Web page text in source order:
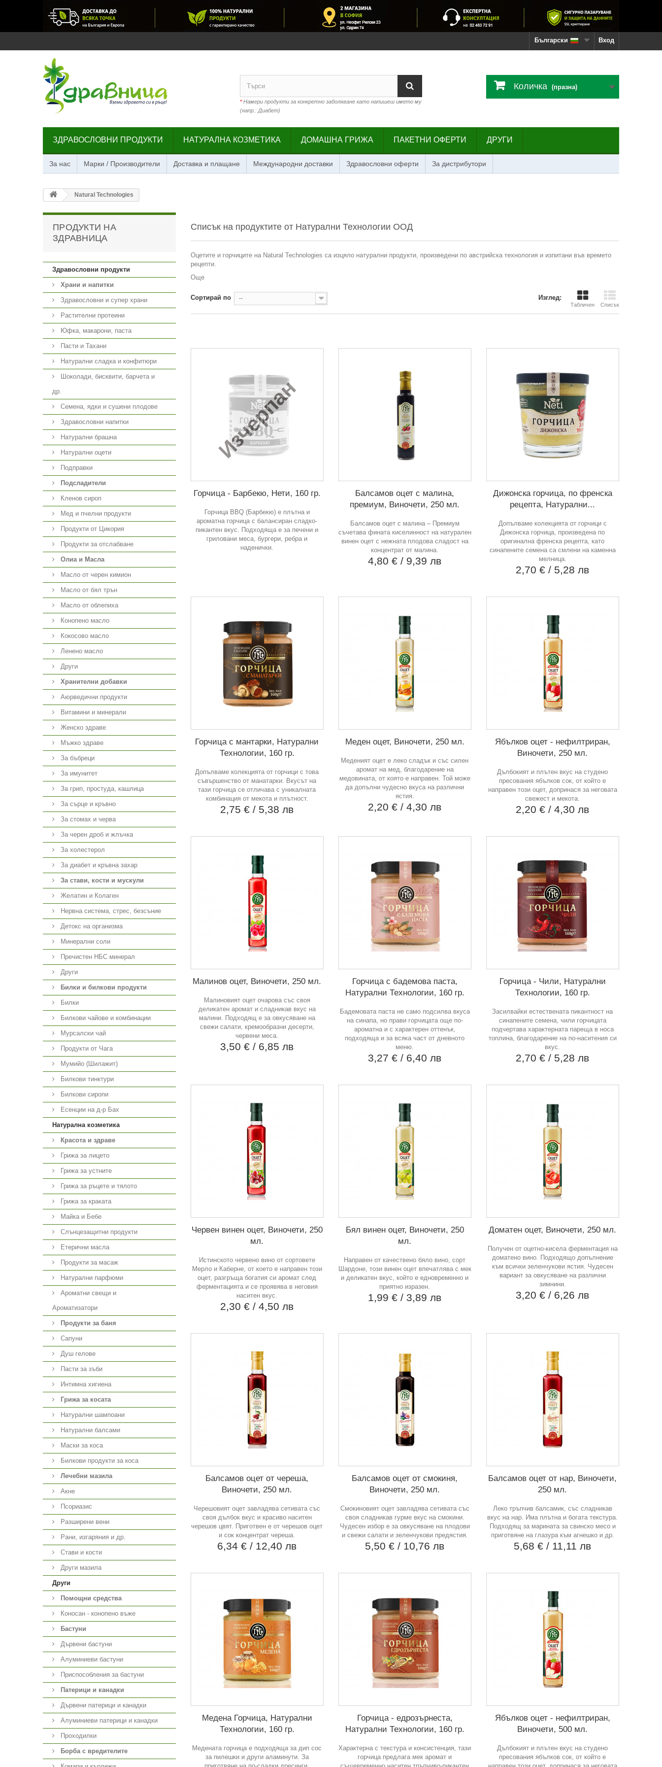
Вход
Български
*Намери продукти за конкретно заболяване като напишеш името му
(напр.: Диабет)
Количка (празна)
ЗДРАВОСЛОВНИ ПРОДУКТИ НАТУРАЛНА КОЗМЕТИКА ДОМАШНА ГРИЖА ПАКЕТНИ ОФЕРТИ ДРУГИ
За нас Марки / Производители Доставка и плащане Международни доставки Здравословни оферти За дистрибутори
Natural Technologies
ПРОДУКТИ НА
ЗДРАВНИЦА
Здравословни продукти
Храни и напитки
Здравословни и супер храни
Растителни протеини
Юфка, макарони, паста
Пасти и Тахани
Натурални сладка и конфитюри
Шоколади, бисквити, барчета и
др.
Семена, ядки и сушени плодове
Здравословни напитки
Натурални брашна
Натурални оцети
Подправки
Подсладители
Кленов сироп
Мед и пчелни продукти
Продукти от Цикория
Продукти за отслабване
Олиа и Масла
Масло от черен кимион
Масло от бял трън
Масло от облепиха
Конопено масло
Кокосово масло
Ленено масло
Други
Хранителни добавки
Аюрведични продукти
Витамини и минерали
Женско здраве
Мъжко здраве
За бъбреци
За имунитет
За грип, простуда, кашлица
За сърце и кръвно
За стомах и черва
За черен дроб и жлъчка
За холестерол
За диабет и кръвна захар
За стави, кости и мускули
Желатин и Колаген
Нервна система, стрес, безсъние
Детокс на организма
Минерални соли
Пречистен НБС минерал
Други
Билки и билкови продукти
Билки
Билкови чайове и комбинации
Мурсалски чай
Продукти от Чага
Мумийо (Шилажит)
Билкови тинктури
Билкови сиропи
Есенции на д-р Бах
Натурална козметика
Красота и здраве
Грижа за лицето
Грижа за устните
Грижа за ръцете и тялото
Грижа за краката
Майка и Бебе
Слънцезащитни продукти
Етерични масла
Продукти за масаж
Натурални парфюми
Ароматни свещи и
Ароматизатори
Продукти за баня
Сапуни
Душ гелове
Пасти за зъби
Интимна хигиена
Грижа за косата
Натурални шампоани
Натурални балсами
Маски за коса
Билкови продукти за коса
Лечебни мазила
Акне
Псориазис
Разширени вени
Рани, изгаряния и др.
Стави и кости
Други мазила
Други
Помощни средства
Коносан - конопено въже
Бастуни
Дървени бастуни
Алуминиеви бастуни
Приспособления за бастуни
Патерици и канадки
Дървени патерици и канадки
Алуминиеви патерици и канадки
Проходилки
Борба с вредителите
Списък на продуктите от Натурални Технологии ООД
Оцетите и горчиците на Natural Technologies са изцяло натурални продукти, произведени по австрийска технология и изпитани във времето
рецепти.
Още
Изглед:
Табличен Списък
Сортирай по --
Изчерпан
Горчица - Барбекю, Нети, 160 гр.
Горчица BBQ (Барбекю) е плътна и
ароматна горчица с балансиран сладко-
пикантен вкус. Подходяща е за печени и
гриловани меса, бургери, ребра и
наденички.
Балсамов оцет с малина,
премиум, Виночети, 250 мл.
Балсамов оцет с малина – Премиум
съчетава фината киселинност на натурален
винен оцет с нежната плодова сладост на
концентрат от малина.
4,80 €/ 9,39 лв
Дижонска горчица, по френска
рецепта, Натурални...
Допълваме колекцията от горчици с
Дижонска горчица, произведена по
оригинална френска рецепта, като
синапените семена са смлени на каменна
мелница.
2,70 €/ 5,28 лв
Горчица с мантарки, Натурални
Технологии, 160 гр.
Допълваме колекцията от горчици с това
съвършенство от манатарки. Вкусът на
тази горчица се отличава с уникалната
комбинация от мекота и плътност.
2,75 €/ 5,38 лв
Меден оцет, Виночети, 250 мл.
Меденият оцет е леко сладък и със силен
аромат на мед, благодарение на
медовината, от която е направен. Той може
да допълни чудесно вкуса на различни
ястия.
2,20 €/ 4,30 лв
Ябълков оцет - нефилтриран,
Виночети, 250 мл.
Дълбокият и плътен вкус на студено
пресования ябълков сок, от който е
направен този оцет, допринася за неговата
свежест и мекота.
2,20 €/ 4,30 лв
Малинов оцет, Виночети, 250 мл.
Малиновият оцет очарова със своя
деликатен аромат и сладникав вкус на
малини. Подходящ е за овкусяване на
свежи салати, кремообразни десерти,
червени меса.
3,50 €/ 6,85 лв
Горчица с бадемова паста,
Натурални Технологии, 160 гр.
Бадемовата паста не само подсилва вкуса
на синапа, но прави горчицата още по-
ароматна и с характерен оттенък,
подходяща и за всяка част от дневното
меню.
3,27 €/ 6,40 лв
Горчица - Чили, Натурални
Технологии, 160 гр.
Засилвайки естествената пикантност на
синапените семена, чили горчицата
подчертава характерната пареща в носа
топлина, благодарение на по-наситения си
вкус.
2,70 €/ 5,28 лв
Червен винен оцет, Виночети, 250
мл.
Истинското червено вино от сортовете
Мерло и Каберне, от което е направен този
оцет, разгръща богатия си аромат след
ферментацията и се проявява в неговия
наситен вкус.
2,30 €/ 4,50 лв
Бял винен оцет, Виночети, 250
мл.
Направен от качествено бяло вино, сорт
Шардоне, този винен оцет впечатлява с мек
и деликатен вкус, който е едновременно и
приятно изразен.
1,99 €/ 3,89 лв
Доматен оцет, Виночети, 250 мл.
Получен от оцетно-кисела ферментация на
доматено вино. Подходящо допълнение
към всички зеленчукови ястия. Чудесен
вариант за овкусяване на различни
зимнини.
3,20 €/ 6,26 лв
Балсамов оцет от череша,
Виночети, 250 мл.
Черешовият оцет завладява сетивата със
своя дълбок вкус и красиво наситен
черешов цвят. Приготвен е от черешов оцет
и сок концентрат череша.
6,34 €/ 12,40 лв
Балсамов оцет от смокиня,
Виночети, 250 мл.
Смокиновият оцет завладява сетивата със
своя сладникав гурме вкус на смокини.
Чудесен избор е за овкусяване на плодови
и свежи салати и зеленчукови предястия.
5,50 €/ 10,76 лв
Балсамов оцет от нар, Виночети,
250 мл.
Леко тръпчив балсамик, със сладникав
вкус на нар. Има плътна и богата текстура.
Подходящ за марината за свинско месо и
приготвяне на глазура към агнешко и др.
5,68 €/ 11,11 лв
Медена Горчица, Натурални
Технологии, 160 гр.
Медената горчица е подходяща за дип сос
за пилешки и други аламинути. За
Горчица - едрозърнеста,
Натурални Технологии, 160 гр.
Характерна с текстура и консистенция, тази
горчица предлага мек аромат и
Ябълков оцет - нефилтриран,
Виночети, 500 мл.
Дълбокият и плътен вкус на студено
пресования ябълков сок, от който е